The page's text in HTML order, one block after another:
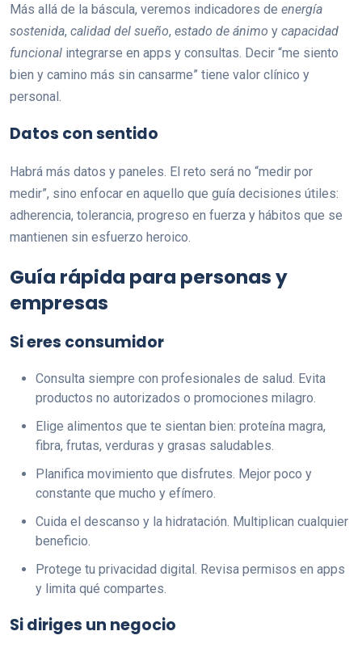
Más allá de la báscula, veremos indicadores de energía
sostenida, calidad del sueño, estado de ánimo y capacidad
funcional integrarse en apps y consultas. Decir “me siento
bien y camino más sin cansarme” tiene valor clínico y
personal.
Datos con sentido
Habrá más datos y paneles. El reto será no “medir por
medir”, sino enfocar en aquello que guía decisiones útiles:
adherencia, tolerancia, progreso en fuerza y hábitos que se
mantienen sin esfuerzo heroico.
Guía rápida para personas y
empresas
Si eres consumidor
Consulta siempre con profesionales de salud. Evita
productos no autorizados o promociones milagro.
Elige alimentos que te sientan bien: proteína magra,
fibra, frutas, verduras y grasas saludables.
Planifica movimiento que disfrutes. Mejor poco y
constante que mucho y efímero.
Cuida el descanso y la hidratación. Multiplican cualquier
beneficio.
Protege tu privacidad digital. Revisa permisos en apps
y limita qué compartes.
Si diriges un negocio